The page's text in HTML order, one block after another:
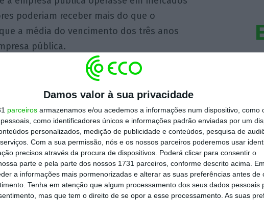
Damos valor à sua privacidade
parceiros armazenamos e/ou acedemos a informações num dispositivo, como
como identificadores únicos e informações padrão enviadas por um
personalizados, medição de publicidade e conteúdos, pesquisa de
Com a sua permissão, nós e os nossos parceiros poderemos usar
precisos através da procura de dispositivos. Poderá clicar para consentir o
parte e pela parte dos nossos 1731 parceiros, conforme descrito acima. Em
a informações mais pormenorizadas e alterar as suas preferências antes de
Tenha em atenção que algum processamento dos seus dados pessoais
mas que tem o direito de se opor a esse processamento. As suas
poderiam receber mais do que o
a média do vencimento dos três anos
pública.
está. Espero que o BE e o PCP não
seja resolvida.”
regressar. “As propostas do PSD são uma
dos gestores e obrigando-os a entregar
Leitão Amaro, referindo-se à
.